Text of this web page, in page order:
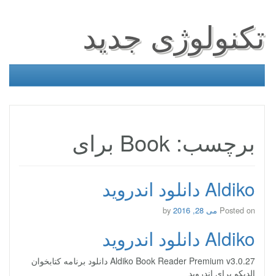
تکنولوژی جدید
برچسب: Book برای
Aldiko دانلود اندروید
Posted on می 28, 2016
Aldiko دانلود اندروید
Aldiko Book Reader Premium v3.0.27 دانلود برنامه کتابخوان
الدیکو برای اندروید